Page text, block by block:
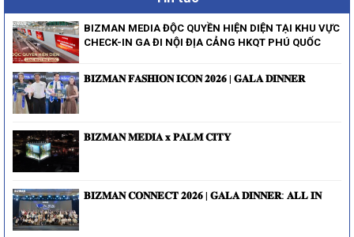
BIZMAN MEDIA ĐỘC QUYỀN HIỆN DIỆN TẠI KHU VỰC
CHECK-IN GA ĐI NỘI ĐỊA CẢNG HKQT PHÚ QUỐC
𝐁𝐈𝐙𝐌𝐀𝐍 𝐅𝐀𝐒𝐇𝐈𝐎𝐍 𝐈𝐂𝐎𝐍 𝟐𝟎𝟐𝟔 | 𝐆𝐀𝐋𝐀 𝐃𝐈𝐍𝐍𝐄𝐑
𝐁𝐈𝐙𝐌𝐀𝐍 𝐌𝐄𝐃𝐈𝐀 𝐱 𝐏𝐀𝐋𝐌 𝐂𝐈𝐓𝐘
𝐁𝐈𝐙𝐌𝐀𝐍 𝐂𝐎𝐍𝐍𝐄𝐂𝐓 𝟐𝟎𝟐𝟔 | 𝐆𝐀𝐋𝐀 𝐃𝐈𝐍𝐍𝐄𝐑: 𝐀𝐋𝐋 𝐈𝐍